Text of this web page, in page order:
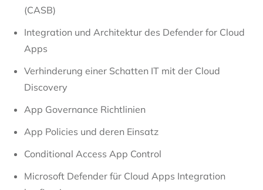
(CASB)
Integration und Architektur des Defender for Cloud
Apps
Verhinderung einer Schatten IT mit der Cloud
Discovery
App Governance Richtlinien
App Policies und deren Einsatz
Conditional Access App Control
Microsoft Defender für Cloud Apps Integration